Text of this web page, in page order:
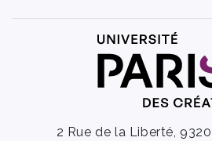
2 Rue de la Liberté,